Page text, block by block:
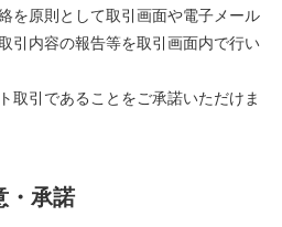
を原則として取引画面や電子メール
引内容の報告等を取引画面内で行い
取引であることをご承諾いただけま
・承諾